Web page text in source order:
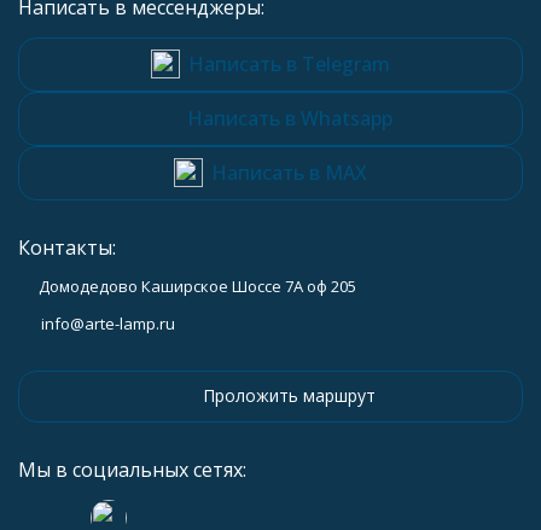
Написать в мессенджеры:
Написать в Telegram
Написать в Whatsapp
Написать в MAX
Контакты:
Домодедово Каширское Шоссе 7А оф 205
info@arte-lamp.ru
Проложить маршрут
Мы в социальных сетях: